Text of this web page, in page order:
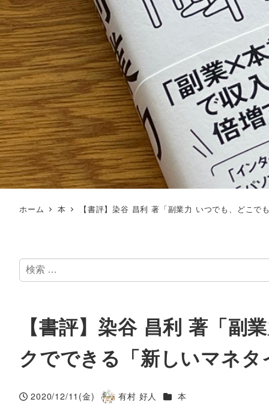
ホーム 本 【書評】染谷 昌利 著「副業力 いつでも、どこ
検
索
【書評】染谷 昌利 著「副
クでできる「新しいマネ
投稿日
2020/12/11(金)
著
有村 好人 カテゴリー
本